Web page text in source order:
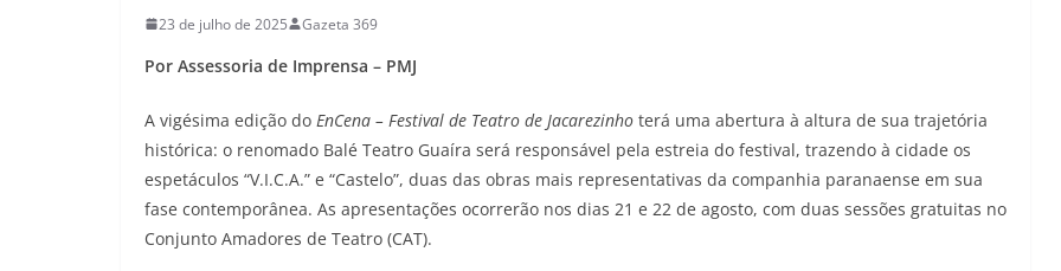
23 de julho de 2025 Gazeta 369
Por Assessoria de Imprensa – PMJ
A vigésima edição do EnCena – Festival de Teatro de Jacarezinho terá uma abertura à altura de sua trajetória
histórica: o renomado Balé Teatro Guaíra será responsável pela estreia do festival, trazendo à cidade os
espetáculos “V.I.C.A.” e “Castelo”, duas das obras mais representativas da companhia paranaense em sua
fase contemporânea. As apresentações ocorrerão nos dias 21 e 22 de agosto, com duas sessões gratuitas no
Conjunto Amadores de Teatro (CAT).